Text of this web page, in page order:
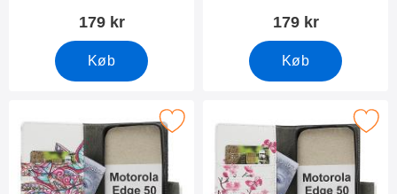
179 kr
Køb
179 kr
Køb
Motorola Edge 50 Neo Mobilcover Design som
Marker skimblocker Motorola Edge 50